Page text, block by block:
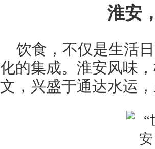
淮安
饮食，不仅是生活
化的集成。淮安风味
文，兴盛于通达水运